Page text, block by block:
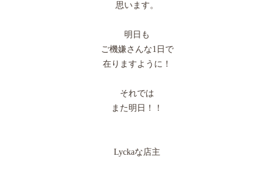
思います。
明日も
ご機嫌さんな1日で
在りますように！
それでは
また明日！！
Lyckaな店主